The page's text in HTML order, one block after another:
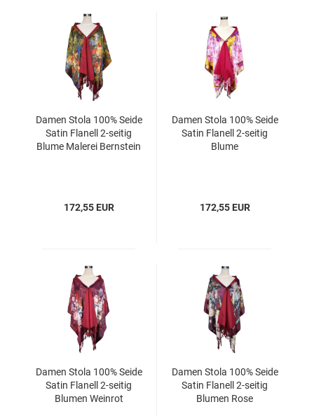
Damen Stola 100% Seide
Satin Flanell 2-seitig
Blume Malerei Bernstein
172,55 EUR
Damen Stola 100% Seide
Satin Flanell 2-seitig
Blume
172,55 EUR
Damen Stola 100% Seide
Satin Flanell 2-seitig
Blumen Weinrot
Damen Stola 100% Seide
Satin Flanell 2-seitig
Blumen Rose